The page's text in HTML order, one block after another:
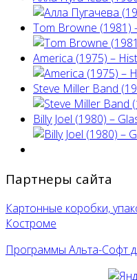
Tom Browne (1981)
America (1975) ‎–
Steve Miller Band
Billy Joel (1980) ‎–
Партнеры сайта
Картонные коробки,
Костроме
Программы Альта-Софт